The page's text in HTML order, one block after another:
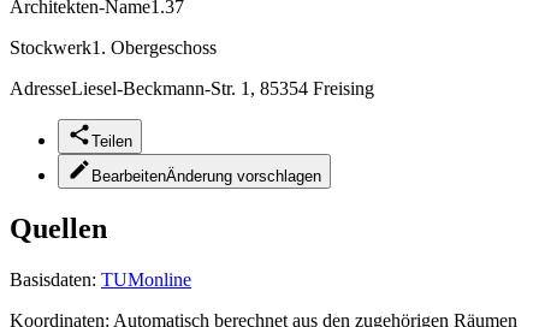
Architekten-Name1.37
Stockwerk1. Obergeschoss
AdresseLiesel-Beckmann-Str. 1, 85354 Freising
Teilen
BearbeitenÄnderung vorschlagen
Quellen
Basisdaten: TUMonline
Koordinaten: Automatisch berechnet aus den zugehörigen Räumen